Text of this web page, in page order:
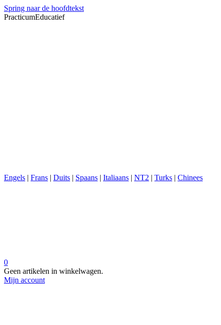
Spring naar de hoofdtekst
PracticumEducatief
Engels | Frans | Duits | Spaans | Italiaans | NT2 | Turks | Chinees
0
Geen artikelen in winkelwagen.
Mijn account